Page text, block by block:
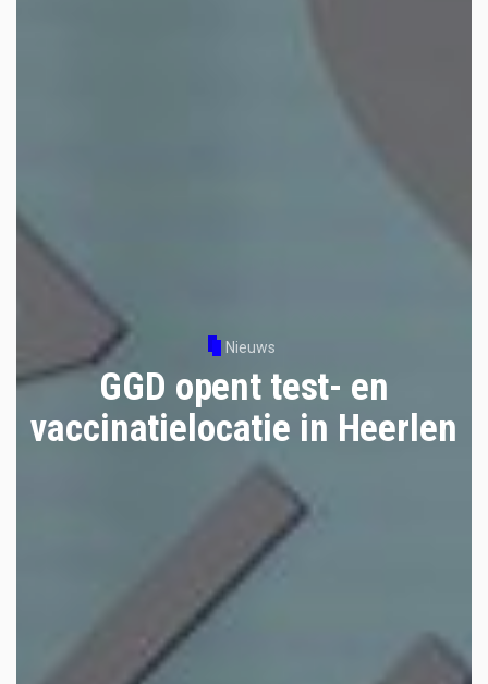
Nieuws
GGD opent test- en
vaccinatielocatie in Heerlen